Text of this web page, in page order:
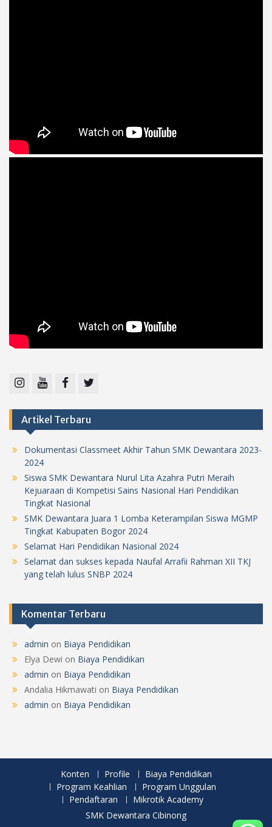
Artikel Terbaru
Dokumentasi Classmeet Akhir Tahun SMK Dewantara 2023-
2024
Siswa SMK Dewantara Nurul Lita Azahra Putri Meraih
Kejuaraan di Kompetisi Sains Nasional Hari Pendidikan
Tingkat Nasional
SMK Dewantara Juara 1 Lomba Keterampilan Siswa MGMP
Tingkat Kabupaten Bogor 2024
Selamat Hari Pendidikan Nasional 2024
Selamat dan sukses kepada Naufal Arrafii Rahman XII TKJ
yang telah lulus SNBP 2024
Komentar Terbaru
admin on Biaya Pendidikan
Elya Dewi on Biaya Pendidikan
admin on Biaya Pendidikan
Andalia Hikmawati on Biaya Pendidikan
admin on Biaya Pendidikan
Konten Profile
Biaya Pendidikan
Program Keahlian
Program Unggulan
Pendaftaran
Mikrotik Academy
SMK Dewantara Cibinong